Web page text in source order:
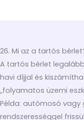
26. Mi az a tartós
A tartós bérlet
havi díjjal és
„folyamatos üzemi
Példa: autómosó
rendszerességgel